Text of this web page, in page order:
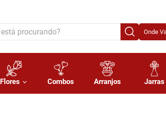
Onde
Flores Combos Arranjos Jarras